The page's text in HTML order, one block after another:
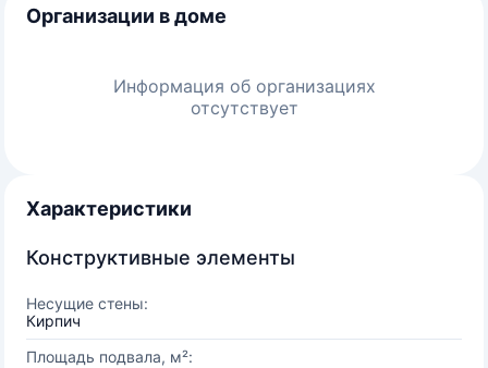
Организации в доме
Информация об организациях
отсутствует
Характеристики
Конструктивные элементы
Несущие стены:
Кирпич
Площадь подвала, м²: